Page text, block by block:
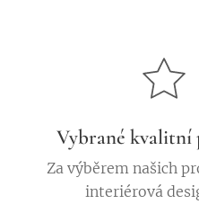
Vybrané kvalitní
Za výběrem našich
interiérová